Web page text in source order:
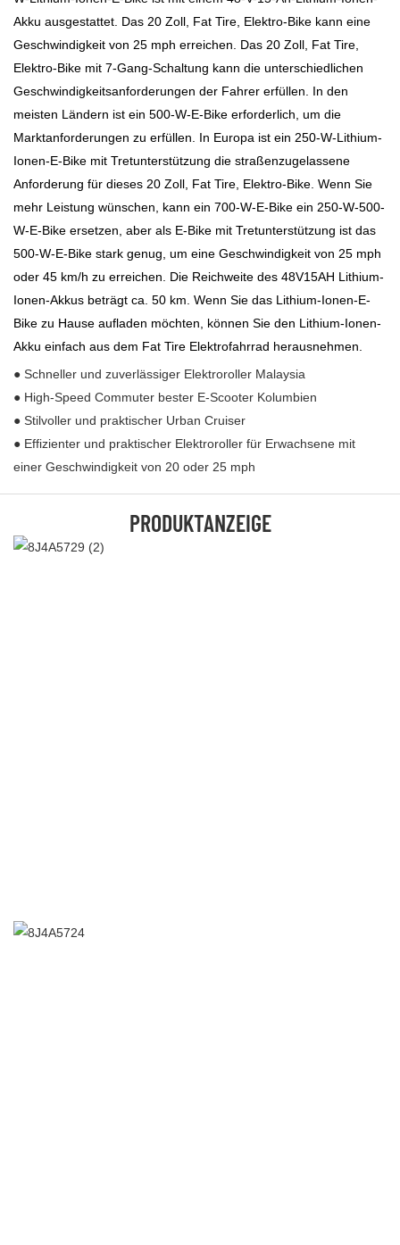
Akku ausgestattet. Das 20 Zoll, Fat Tire, Elektro-Bike kann eine
Geschwindigkeit von 25 mph erreichen. Das 20 Zoll, Fat Tire,
Elektro-Bike mit 7-Gang-Schaltung kann die unterschiedlichen
Geschwindigkeitsanforderungen der Fahrer erfüllen. In den
meisten Ländern ist ein 500-W-E-Bike erforderlich, um die
Marktanforderungen zu erfüllen. In Europa ist ein 250-W-Lithium-
Ionen-E-Bike mit Tretunterstützung die straßenzugelassene
Anforderung für dieses 20 Zoll, Fat Tire, Elektro-Bike. Wenn Sie
mehr Leistung wünschen, kann ein 700-W-E-Bike ein 250-W-500-
W-E-Bike ersetzen, aber als E-Bike mit Tretunterstützung ist das
500-W-E-Bike stark genug, um eine Geschwindigkeit von 25 mph
oder 45 km/h zu erreichen. Die Reichweite des 48V15AH Lithium-
Ionen-Akkus beträgt ca. 50 km. Wenn Sie das Lithium-Ionen-E-
Bike zu Hause aufladen möchten, können Sie den Lithium-Ionen-
Akku einfach aus dem Fat Tire Elektrofahrrad herausnehmen.
● Schneller und zuverlässiger Elektroroller Malaysia
● High-Speed ​​Commuter bester E-Scooter Kolumbien
● Stilvoller und praktischer Urban Cruiser
● Effizienter und praktischer Elektroroller für Erwachsene mit
einer Geschwindigkeit von 20 oder 25 mph
PRODUKTANZEIGE